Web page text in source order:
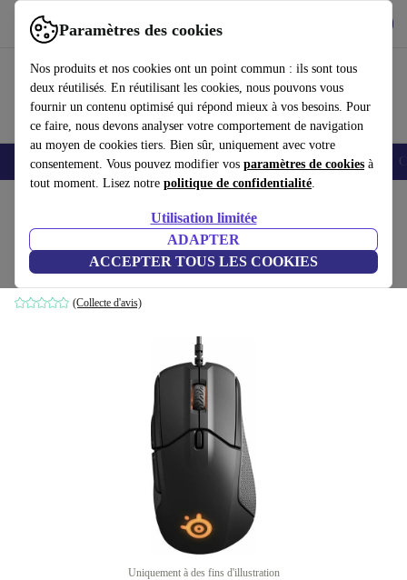
Paramètres des cookies
Nos produits et nos cookies ont un point commun : ils sont tous
deux réutilisés. En réutilisant les cookies, nous pouvons vous
fournir un contenu optimisé qui répond mieux à vos besoins. Pour
ce faire, nous devons analyser votre comportement de navigation
au moyen de cookies tiers. Bien sûr, uniquement avec votre
consentement. Vous pouvez modifier vos paramètres de cookies à
tout moment. Lisez notre politique de confidentialité.
Utilisation limitée
ADAPTER
ACCEPTER TOUS LES COOKIES
Utilisez refurbed rapidement et facilement
Smartphones Laptops Tablettes Montres connectées Accessoires
SteelSeries Rival 310
Noir
(Collecte d'avis)
Uniquement à des fins d'illustration